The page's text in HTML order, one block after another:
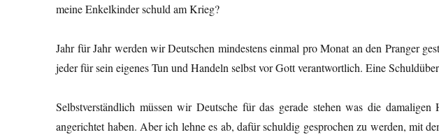
meine Enkelkinder schuld am Krieg?
Jahr für Jahr werden wir Deutschen mindestens einmal pro Monat an den Pranger
jeder für sein eigenes Tun und Handeln selbst vor Gott verantwortlich. Eine
Selbstverständlich müssen wir Deutsche für das gerade stehen was die
angerichtet haben. Aber ich lehne es ab, dafür schuldig gesprochen zu werden, mit